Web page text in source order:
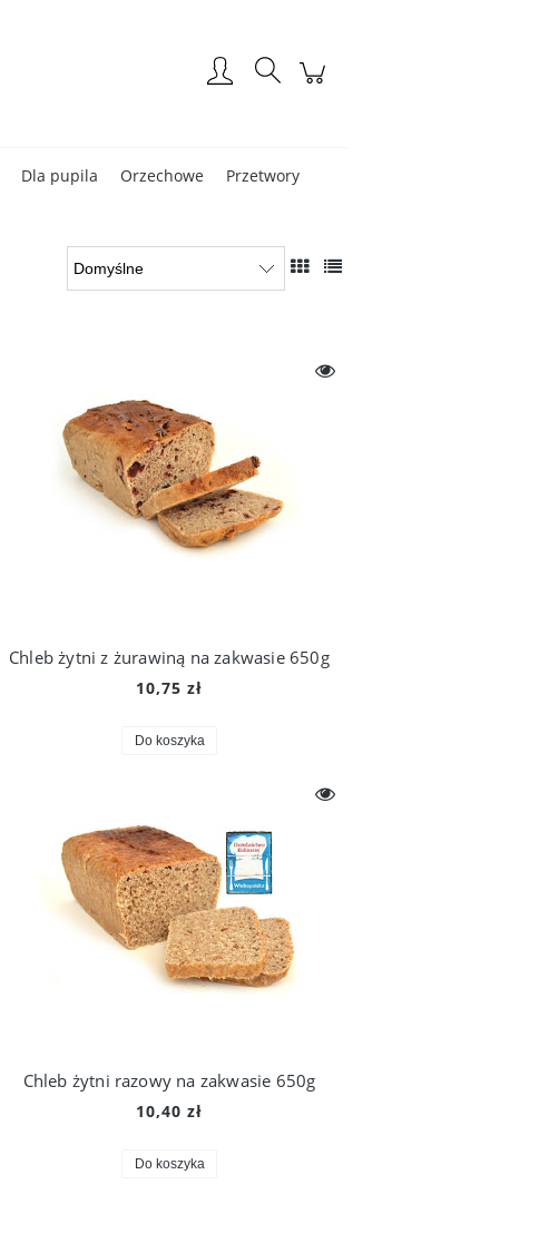
Dla pupila Orzechowe Przetwory
Chleb żytni z żurawiną na zakwasie 650g
10,75 zł
Do koszyka
Chleb żytni razowy na zakwasie 650g
10,40 zł
Do koszyka